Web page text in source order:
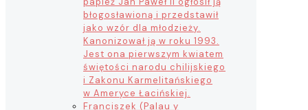
błogosławioną i przedstawił
jako wzór dla młodzieży.
Kanonizował ją w roku 1993.
Jest ona pierwszym kwiatem
świętości narodu chilijskiego
i Zakonu Karmelitańskiego
w Ameryce Łacińskiej.
Franciszek (Palau y